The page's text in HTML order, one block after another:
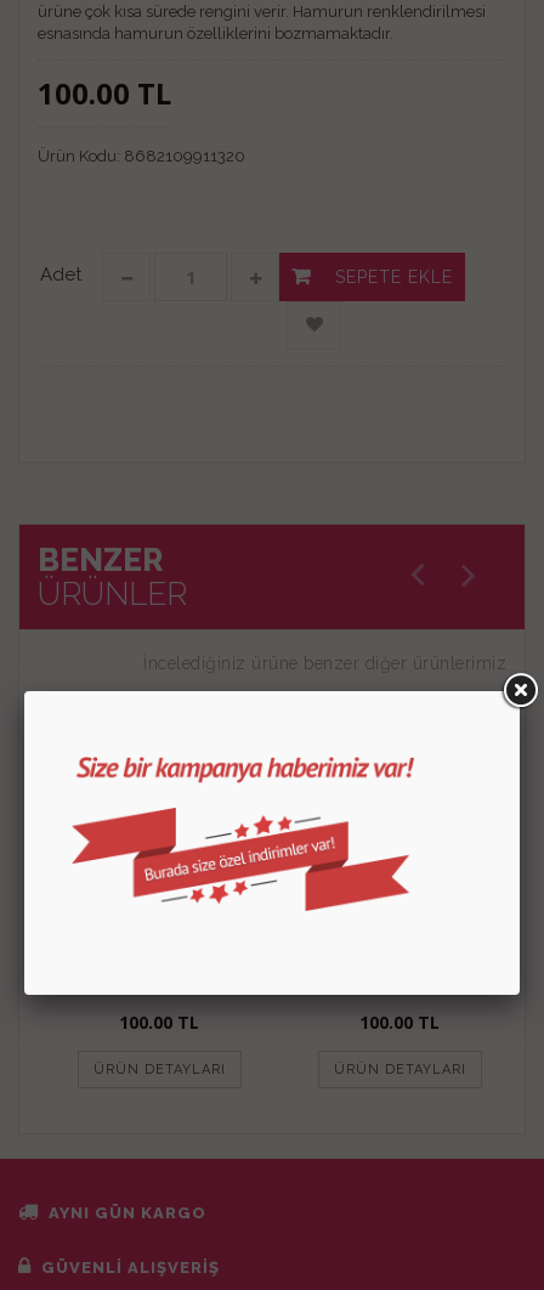
ürüne çok kısa sürede rengini verir. Hamurun renklendirilmesi
esnasında hamurun özelliklerini bozmamaktadır.
100.00 TL
Ürün Kodu: 8682109911320
Adet SEPETE EKLE
BENZER
ÜRÜNLER
İncelediğiniz ürüne benzer diğer ürünlerimiz
100.00 TL
ÜRÜN DETAYLARI
100.00 TL
ÜRÜN DETAYLARI
AYNI GÜN KARGO
GÜVENLİ ALIŞVERİŞ